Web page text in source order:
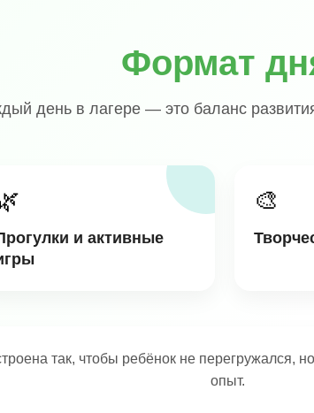
Формат
день в лагере — это баланс
и активные
🎨
так, чтобы ребёнок не перегружался,
опыт.